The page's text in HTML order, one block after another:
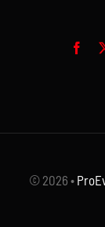
© 2026 •